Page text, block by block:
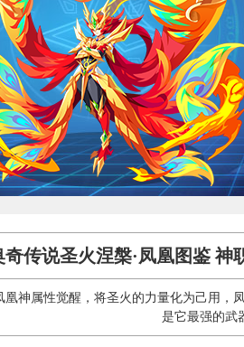
奇传说圣火涅槃·凤凰图鉴 神
凰神属性觉醒，将圣火的力量化为己用，
是它最强的武